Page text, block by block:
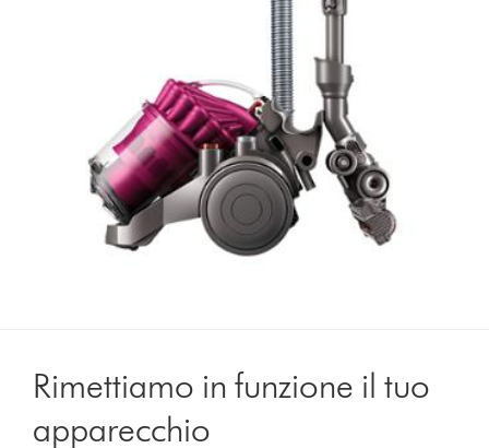
Rimettiamo in funzione il tuo
apparecchio